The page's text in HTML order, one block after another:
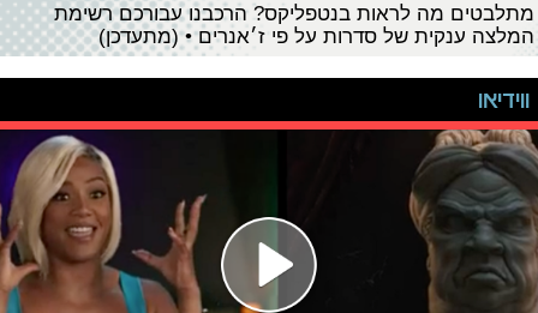
מתלבטים מה לראות בנטפליקס? הרכבנו עבורכם רשימת
המלצה ענקית של סדרות על פי ז׳אנרים • (מתעדכן)
ווידיאו